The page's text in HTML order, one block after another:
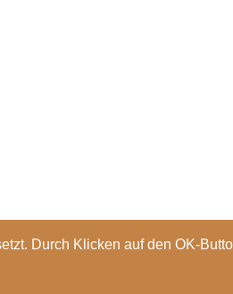
Durch Klicken auf den OK-